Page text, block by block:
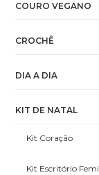
COURO VEGANO
CROCHÊ
DIA A DIA
KIT DE NATAL
Kit Coração
Kit Escritório